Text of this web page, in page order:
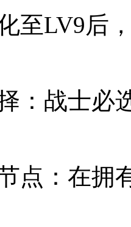
至LV9后
：战士必
点：在拥